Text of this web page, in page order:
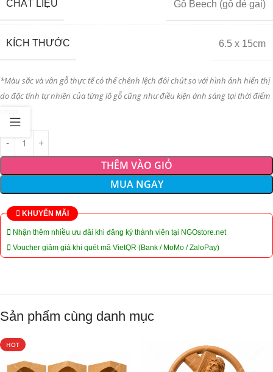
CHẤT LIỆU Gỗ Beech (gỗ dẻ gai)
KÍCH THƯỚC 6.5 x 15cm
*Màu sắc và vân gỗ thực tế có thể chênh lệch đôi chút so với hình ảnh hiển thị
do đặc tính tự nhiên của từng lô gỗ cũng như điều kiện ánh sáng tại thời điểm
THÊM VÀO GIỎ
MUA NGAY
KHUYẾN MÃI
Nhận thêm nhiều ưu đãi khi đăng ký thành viên tại NGOstore.net
Voucher giảm giá khi quét mã VietQR (Bank / MoMo / ZaloPay)
Sản phẩm cùng danh mục
HOT